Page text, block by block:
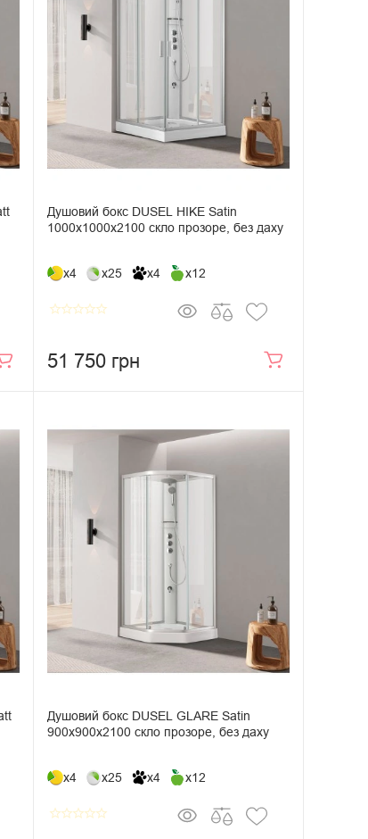
Душовий бокс DUSEL HIKE Satin
1000x1000x2100 скло прозоре, без даху
x4 x25 x4 x12
star_borderstar_borderstar_borderstar_borderstar_border
51 750 грн
Душовий бокс DUSEL GLARE Satin
900x900x2100 скло прозоре, без даху
x4 x25 x4 x12
star_borderstar_borderstar_borderstar_borderstar_border